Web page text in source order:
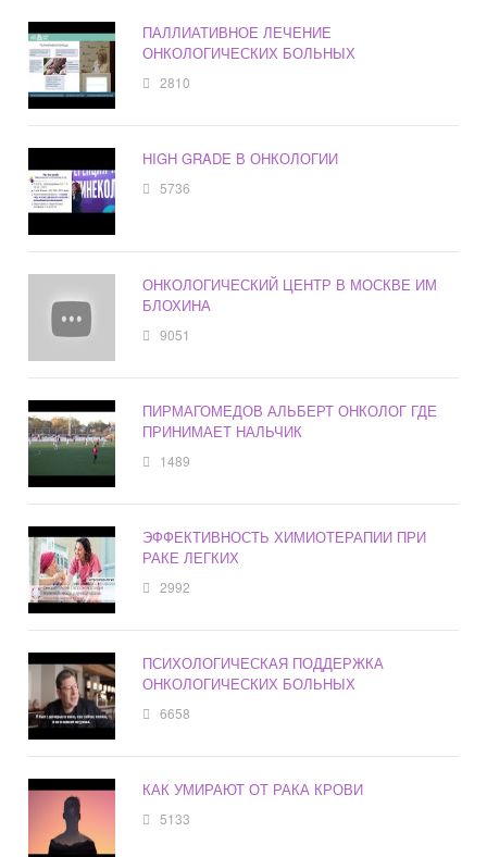
ПАЛЛИАТИВНОЕ ЛЕЧЕНИЕ
ОНКОЛОГИЧЕСКИХ БОЛЬНЫХ
2810
HIGH GRADE В ОНКОЛОГИИ
5736
ОНКОЛОГИЧЕСКИЙ ЦЕНТР В МОСКВЕ ИМ
БЛОХИНА
9051
ПИРМАГОМЕДОВ АЛЬБЕРТ ОНКОЛОГ ГДЕ
ПРИНИМАЕТ НАЛЬЧИК
1489
ЭФФЕКТИВНОСТЬ ХИМИОТЕРАПИИ ПРИ
РАКЕ ЛЕГКИХ
2992
ПСИХОЛОГИЧЕСКАЯ ПОДДЕРЖКА
ОНКОЛОГИЧЕСКИХ БОЛЬНЫХ
6658
КАК УМИРАЮТ ОТ РАКА КРОВИ
5133